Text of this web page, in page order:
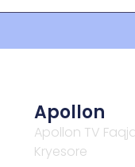
Apollon
Apollon TV
Kryesore